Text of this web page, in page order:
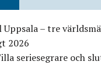
– tre
2026
seriesegrare och